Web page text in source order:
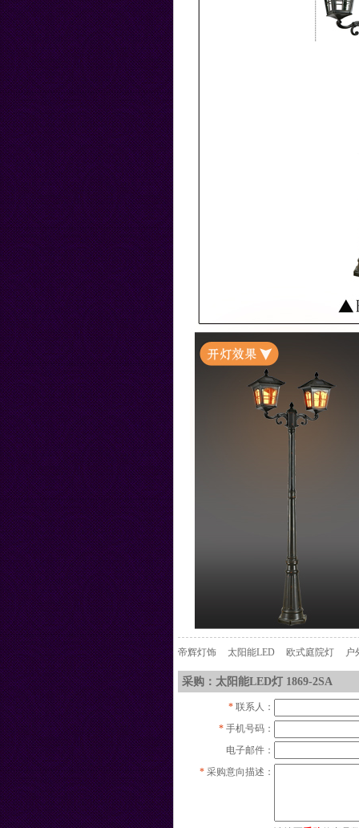
帝辉灯饰 太阳能LED 欧式庭院灯 户
采购：太阳能LED灯 1869-2SA
* 联系人：
* 手机号码：
电子邮件：
* 采购意向描述：